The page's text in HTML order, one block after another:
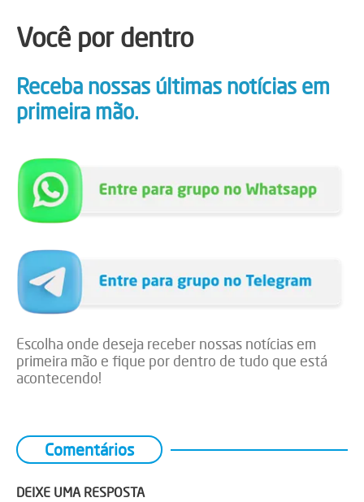
Você por dentro
Receba nossas últimas notícias em
primeira mão.
Escolha onde deseja receber nossas notícias em
primeira mão e fique por dentro de tudo que está
acontecendo!
Comentários
DEIXE UMA RESPOSTA